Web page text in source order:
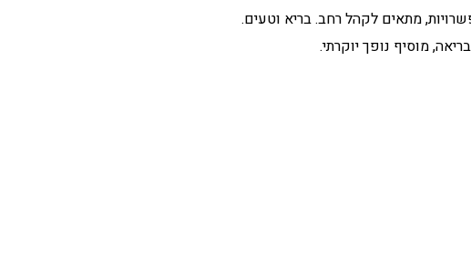
מתאים לקהל רחב. בריא וטעים.
מוסיף נופך יוקרתי.